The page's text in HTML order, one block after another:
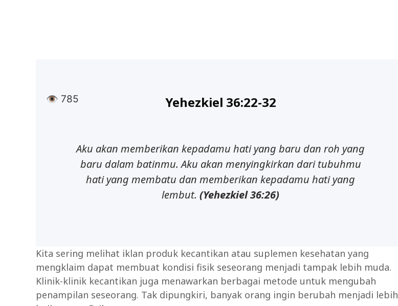
👁 785 Yehezkiel 36:22-32
Aku akan memberikan kepadamu hati yang baru dan roh yang
baru dalam batinmu. Aku akan menyingkirkan dari tubuhmu
hati yang membatu dan memberikan kepadamu hati yang
lembut.(Yehezkiel 36:26)
Kita sering melihat iklan produk kecantikan atau suplemen kesehatan yang
mengklaim dapat membuat kondisi fisik seseorang menjadi tampak lebih muda.
Klinik-klinik kecantikan juga menawarkan berbagai metode untuk mengubah
penampilan seseorang. Tak dipungkiri, banyak orang ingin berubah menjadi lebih